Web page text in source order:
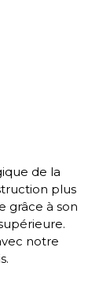
de la
plus
grâce à son
notre